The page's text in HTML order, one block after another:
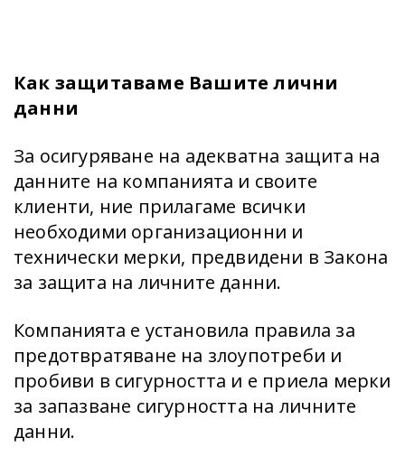
Как защитаваме Вашите лични
данни
За осигуряване на адекватна защита на
данните на компанията и своите
клиенти, ние прилагаме всички
необходими организационни и
технически мерки, предвидени в Закона
за защита на личните данни.
Компанията е установила правила за
предотвратяване на злоупотреби и
пробиви в сигурността и е приела мерки
за запазване сигурността на личните
данни.